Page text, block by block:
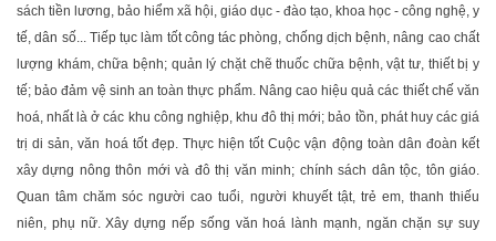
sách tiền lương, bảo hiểm xã hội, giáo dục - đào tạo, khoa học - công nghệ, y
tế, dân số... Tiếp tục làm tốt công tác phòng, chống dịch bệnh, nâng cao chất
lượng khám, chữa bệnh; quản lý chặt chẽ thuốc chữa bệnh, vật tư, thiết bị y
tế; bảo đảm vệ sinh an toàn thực phẩm. Nâng cao hiệu quả các thiết chế văn
hoá, nhất là ở các khu công nghiệp, khu đô thị mới; bảo tồn, phát huy các giá
trị di sản, văn hoá tốt đẹp. Thực hiện tốt Cuộc vận động toàn dân đoàn kết
xây dựng nông thôn mới và đô thị văn minh; chính sách dân tộc, tôn giáo.
Quan tâm chăm sóc người cao tuổi, người khuyết tật, trẻ em, thanh thiếu
niên, phụ nữ. Xây dựng nếp sống văn hoá lành mạnh, ngăn chặn sự suy